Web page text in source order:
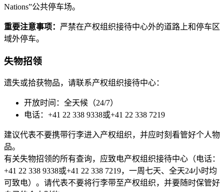
Nations”公共停车场。
重要注意事项： 严禁在产权组织接待中心外的道路上和停车区
域外停车。
失物招领
遗失或拾获物品，请联系产权组织接待中心：
开放时间：全天候（24/7）
电话：+41 22 338 9338或+41 22 338 7219
建议代表不要携带行李进入产权组织，并应时刻看管好个人物
品。
有关失物招领的所有查询，应致电产权组织接待中心（电话：
+41 22 338 9338或+41 22 338 7219，一周七天、全天24小时均
可致电）。请代表不要将行李带至产权组织，并要随时保管好